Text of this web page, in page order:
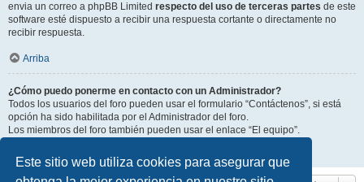
Este sitio web utiliza cookies para asegurar que
envia un correo a phpBB Limited respecto del uso de terceras partes de este
software esté dispuesto a recibir una respuesta cortante o directamente no
recibir respuesta.
Arriba
¿Cómo puedo ponerme en contacto con un Administrador?
Todos los usuarios del foro pueden usar el formulario “Contáctenos”, si está
opción ha sido habilitada por el Administrador del foro.
Los miembros del foro también pueden usar el enlace “El equipo”.
Arriba